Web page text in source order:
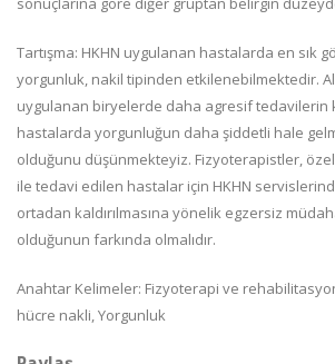
Tartışma: HKHN uygulanan hastalarda en sık
yorgunluk, nakil tipinden etkilenebilmektedir.
uygulanan biryelerde daha agresif tedavilerin
hastalarda yorgunluğun daha şiddetli hale
olduğunu düşünmekteyiz. Fizyoterapistler,
ile tedavi edilen hastalar için HKHN
ortadan kaldırılmasına yönelik egzersiz
olduğunun farkında olmalıdır.
Anahtar Kelimeler: Fizyoterapi ve
hücre nakli, Yorgunluk